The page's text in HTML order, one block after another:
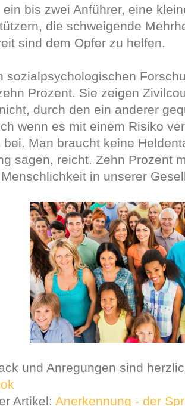
ein bis zwei Anführer, eine
die schweigende
sind dem Opfer zu helfen.
sozialpsychologischen
Prozent. Sie zeigen
durch den ein anderer
wenn es mit einem Risiko
bei. Man braucht keine
sagen, reicht. Zehn Prozent
in unserer
und Anregungen sind
Artikel: Anerkennung - der